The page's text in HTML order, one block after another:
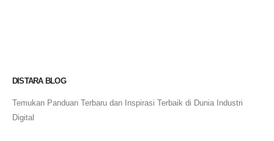
DISTARA BLOG
Temukan Panduan Terbaru dan Inspirasi Terbaik di Dunia Industri
Digital